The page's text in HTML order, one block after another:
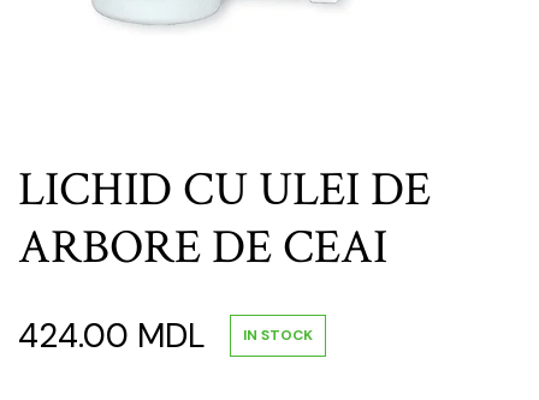
LICHID CU ULEI DE
ARBORE DE CEAI
424.00 MDL IN STOCK